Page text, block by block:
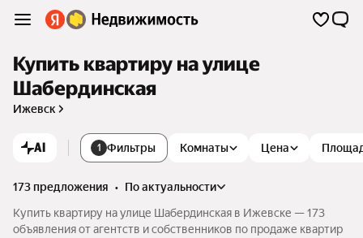
Купить квартиру на улице
Шабердинская
Ижевск
AI 1 Фильтры Комнаты Цена
173 предложения •
по актуальности
Купить квартиру на улице Шабердинская в Ижевске — 173
объявления от агентств и собственников по продаже квартир